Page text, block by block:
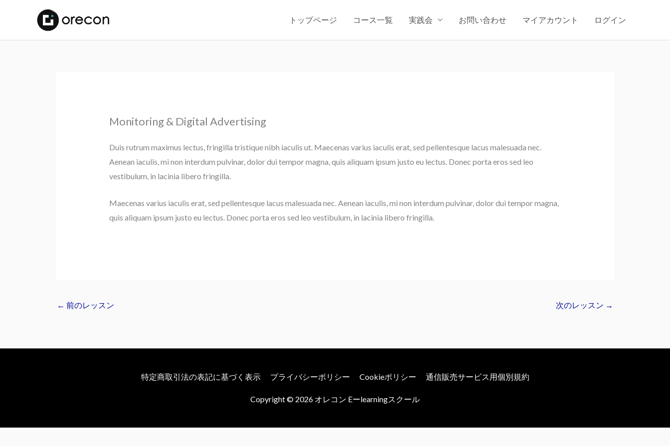
トップページ コース一覧 実践会 お問い合わせ マイアカウント ログイン
Monitoring & Digital Advertising
Duis rutrum maximus lectus, fringilla tristique nibh iaculis ut. Maecenas varius iaculis erat, sed pellentesque lacus malesuada nec.
Aenean iaculis, mi non interdum pulvinar, dolor dui tempor magna, quis aliquam ipsum justo eu lectus. Donec porta eros sed leo
vestibulum, in lacinia libero fringilla.
Maecenas varius iaculis erat, sed pellentesque lacus malesuada nec. Aenean iaculis, mi non interdum pulvinar, dolor dui tempor magna,
quis aliquam ipsum justo eu lectus. Donec porta eros sed leo vestibulum, in lacinia libero fringilla.
← 前のレッスン 次のレッスン →
特定商取引法の表記に基づく表示 プライバシーポリシー Cookieポリシー 通信販売サービス用個別規約
Copyright © 2026 オレコン Eーlearningスクール